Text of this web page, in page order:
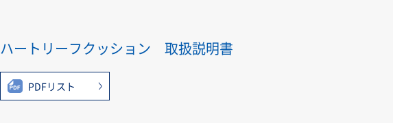
ハートリーフクッション 取扱説明書
PDFリスト